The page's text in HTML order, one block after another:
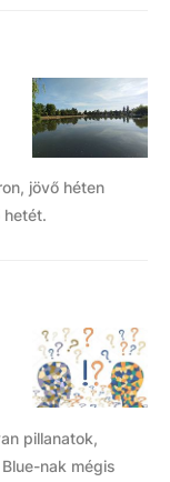
jövő héten
hetét.
pillanatok,
nak mégis